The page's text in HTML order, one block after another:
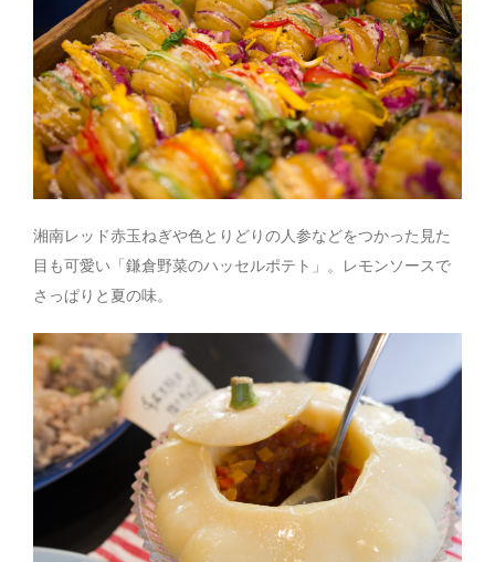
湘南レッド赤玉ねぎや色とりどりの人参などをつかった見た
目も可愛い「鎌倉野菜のハッセルポテト」。レモンソースで
さっぱりと夏の味。